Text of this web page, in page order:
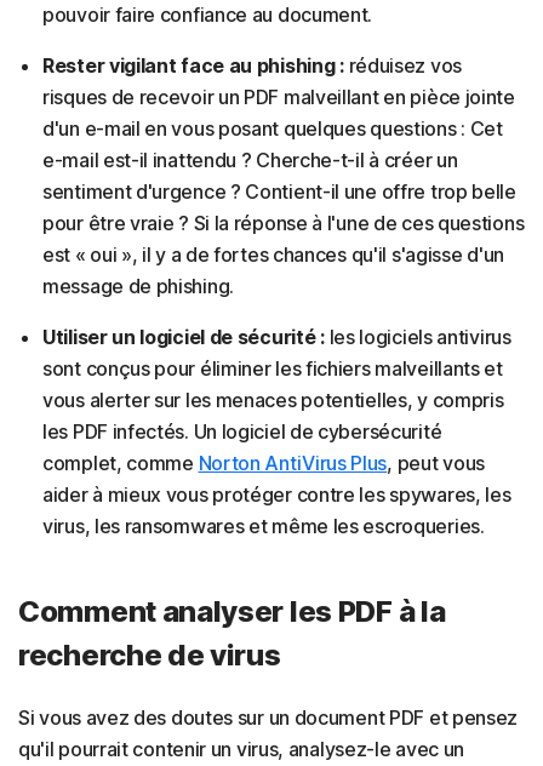
pouvoir faire confiance au document.
Rester vigilant face au phishing : réduisez vos
risques de recevoir un PDF malveillant en pièce jointe
d'un e-mail en vous posant quelques questions : Cet
e-mail est-il inattendu ? Cherche-t-il à créer un
sentiment d'urgence ? Contient-il une offre trop belle
pour être vraie ? Si la réponse à l'une de ces questions
est « oui », il y a de fortes chances qu'il s'agisse d'un
message de phishing.
Utiliser un logiciel de sécurité :les logiciels antivirus
sont conçus pour éliminer les fichiers malveillants et
vous alerter sur les menaces potentielles, y compris
les PDF infectés. Un logiciel de cybersécurité
complet, comme Norton AntiVirus Plus, peut vous
aider à mieux vous protéger contre les spywares, les
virus, les ransomwares et même les escroqueries.
Comment analyser les PDF à la
recherche de virus
Si vous avez des doutes sur un document PDF et pensez
qu'il pourrait contenir un virus, analysez-le avec un